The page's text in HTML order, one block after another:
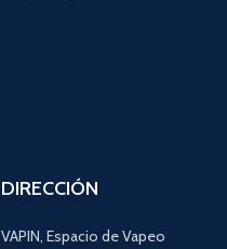
DIRECCIÓN
VAPIN, Espacio de Vapeo